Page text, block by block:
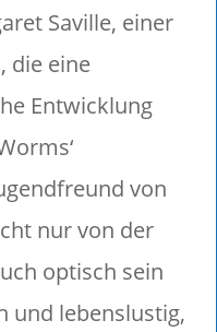
Saville, einer
die eine
Entwicklung
von
nur von der
optisch sein
und lebenslustig,